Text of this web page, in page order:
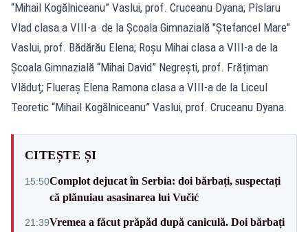
“Mihail Kogălniceanu” Vaslui, prof. Cruceanu Dyana; Pîslaru
Vlad clasa a VIII-a de la Şcoala Gimnazială "Ștefancel Mare"
Vaslui, prof. Bădărău Elena; Roșu Mihai clasa a VIII-a de la
Şcoala Gimnazială “Mihai David” Negreşti, prof. Frățiman
Vlăduț; Flueraș Elena Ramona clasa a VIII-a de la Liceul
Teoretic “Mihail Kogălniceanu” Vaslui, prof. Cruceanu Dyana.
CITEȘTE ȘI
15:50Complot dejucat în Serbia: doi bărbați, suspectați
că plănuiau asasinarea lui Vučić
21:39Vremea a făcut prăpăd după caniculă. Doi bărbați